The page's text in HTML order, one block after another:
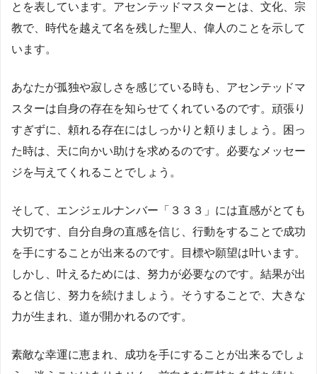
とを表しています。アセンテッドマスターとは、文化、宗
教で、時代を越えて名を残した聖人、偉人のことを示して
います。
あなたが孤独や寂しさを感じている時も、アセンテッドマ
スターは自身の存在を知らせてくれているのです。頑張り
すぎずに、頼れる存在にはしっかりと頼りましょう。困っ
た時は、天に向かい助けを求めるのです。必要なメッセー
ジを与えてくれることでしょう。
そして、エンジェルナンバー「３３３」には直感がとても
大切です、自分自身の直感を信じ、行動をすることで成功
を手にすることが出来るのです。目標や願望は叶います。
しかし、叶えるためには、努力が必要なのです。結果が出
ると信じ、努力を続けましょう。そうすることで、大きな
力が生まれ、道が開かれるのです。
素敵な幸運に恵まれ、成功を手にすることが出来るでしょ